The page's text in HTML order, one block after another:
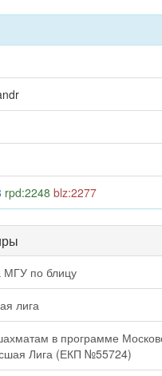
rpd:2248 blz:2277
по блицу
лига
в программе
Лига (ЕКП №55724)